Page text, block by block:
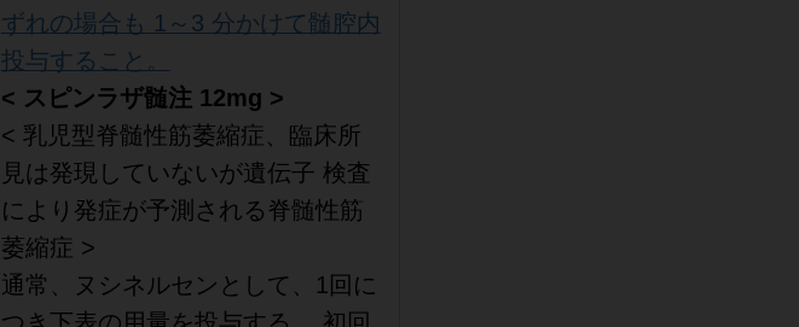
ずれの場合も 1～3 分かけて髄腔内
投与すること。
< スピンラザ髄注 12mg >
< 乳児型脊髄性筋萎縮症、臨床所
見は発現していないが遺伝子 検査
により発症が予測される脊髄性筋
萎縮症 >
通常、ヌシネルセンとして、1回に